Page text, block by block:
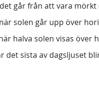
går från att vara
solen går upp över
halva solen visas över
det sista av dagsljuset